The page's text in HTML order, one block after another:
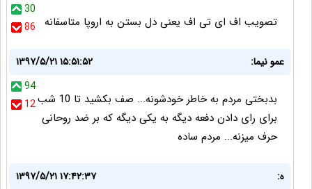
30
86
تصویب اف ای تی اف یعنی دل بستن به اروپا متاسفانه
عمو نیما:
۱۳۹۷/۵/۲۱ ۱۵:۵۱:۵۲
94
12بدبختی مردم به خاطر خودشونه... صف بکشید تا 10 شب
برای رای دادن دفعه دیگه به یکی دیگه که بر ضد روحانی
حرف میزنه... مردم ساده
ه: ۱۳۹۷/۵/۲۱ ۱۷:۴۲:۳۷